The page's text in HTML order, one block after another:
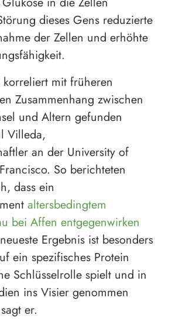
dieses Gens reduzierte
der Zellen und erhöhte
korreliert mit früheren
Zusammenhang zwischen
und Altern gefunden
Villeda,
an der University of
So berichteten
dass ein
altersbedingtem
bei Affen entgegenwirken
Ergebnis ist besonders
ein spezifisches Protein
Schlüsselrolle spielt und in
ins Visier genommen
er.